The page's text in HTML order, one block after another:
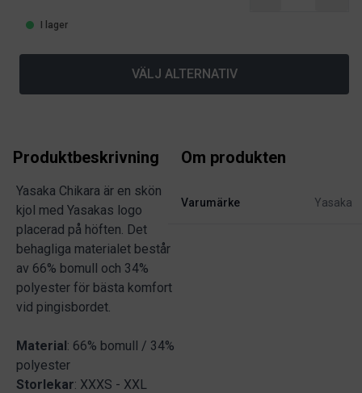
I lager
VÄLJ ALTERNATIV
Produktbeskrivning
Yasaka Chikara är en skön
kjol med Yasakas logo
placerad på höften. Det
behagliga materialet består
av 66% bomull och 34%
polyester för bästa komfort
vid pingisbordet.
Material: 66% bomull / 34%
polyester
Storlekar: XXXS - XXL
Om produkten
Varumärke Yasaka